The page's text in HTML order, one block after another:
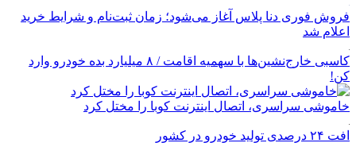
فروش فوری دنا پلاس آغاز می‌شود؛ زمان ثبت‌نام و شرایط خرید
اعلام شد
کاسبی خارج‌نشین‌ها با سهمیه اقامت / ۸ میلیارد بده خودرو وارد
کن!
خاموشی سراسری، اتصال اینترنت کوبا را مختل کرد
افت ۲۴ درصدی تولید خودرو در کشور